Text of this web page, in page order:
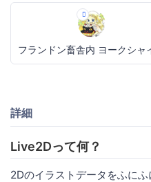
フランドン畜舎内 ヨークシャ
詳細
Live2Dって何？
2Dのイラストデータをふに